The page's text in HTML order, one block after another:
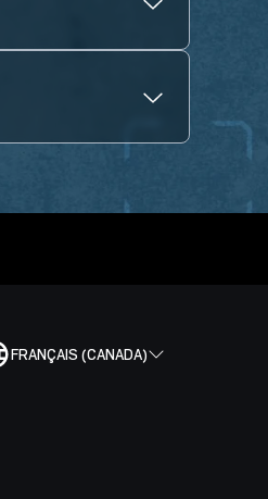
FRANÇAIS (CANADA)